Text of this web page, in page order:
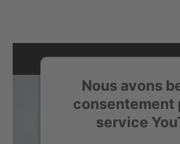
Nous avons
consentement
service